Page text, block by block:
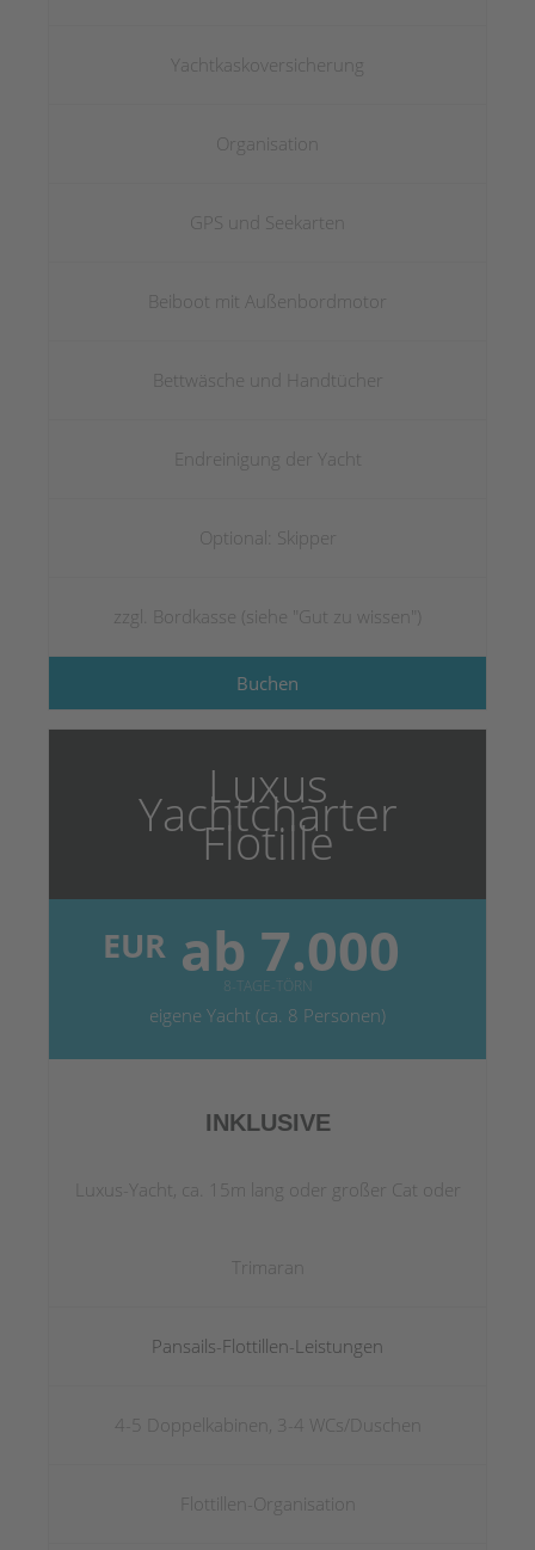
Yachtkaskoversicherung
Organisation
GPS und Seekarten
Beiboot mit Außenbordmotor
Bettwäsche und Handtücher
Endreinigung der Yacht
Optional: Skipper
zzgl. Bordkasse (siehe "Gut zu wissen")
Buchen
Luxus
Yachtcharter
Flotille
EUR ab 7.000
8-TAGE-TÖRN
eigene Yacht (ca. 8 Personen)
INKLUSIVE
Luxus-Yacht, ca. 15m lang oder großer Cat oder
Trimaran
Pansails-Flottillen-Leistungen
4-5 Doppelkabinen, 3-4 WCs/Duschen
Flottillen-Organisation